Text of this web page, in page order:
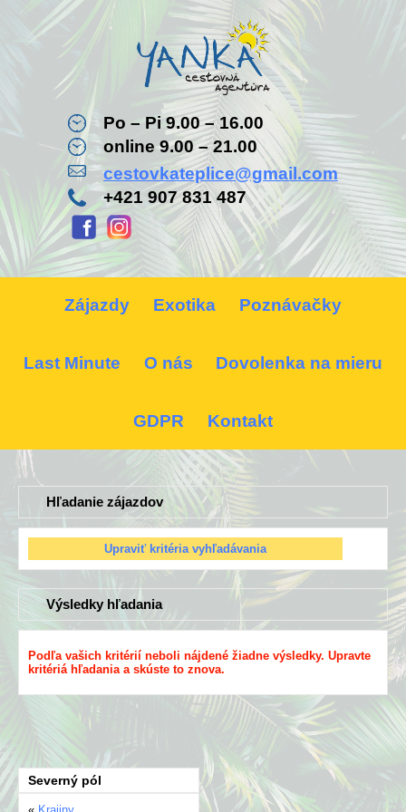
Po – Pi 9.00 – 16.00
online 9.00 – 21.00
cestovkateplice@gmail.com
+421 907 831 487
Zájazdy Exotika Poznávačky
Last Minute O nás Dovolenka na mieru
GDPR Kontakt
Hľadanie zájazdov
Výsledky hľadania
Podľa vašich kritérií neboli nájdené žiadne výsledky. Upravte
kritériá hľadania a skúste to znova.
Severný pól